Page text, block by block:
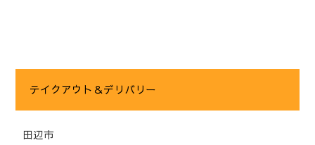
テイクアウト＆デリバリー
田辺市